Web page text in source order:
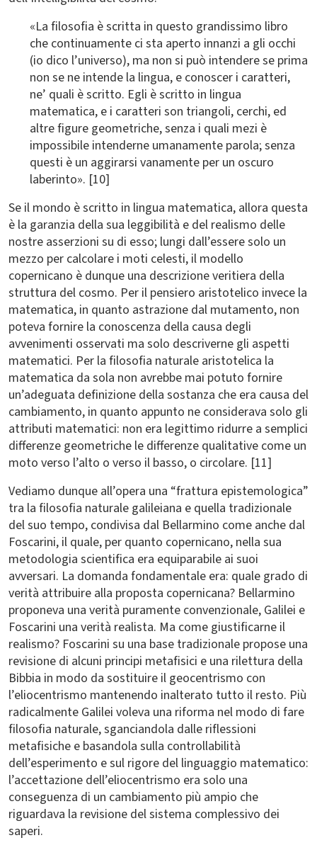
«La filosofia è scritta in questo grandissimo libro
che continuamente ci sta aperto innanzi a gli occhi
(io dico l’universo), ma non si può intendere se prima
non se ne intende la lingua, e conoscer i caratteri,
ne’ quali è scritto. Egli è scritto in lingua
matematica, e i caratteri son triangoli, cerchi, ed
altre figure geometriche, senza i quali mezi è
impossibile intenderne umanamente parola; senza
questi è un aggirarsi vanamente per un oscuro
laberinto». [10]
Se il mondo è scritto in lingua matematica, allora questa
è la garanzia della sua leggibilità e del realismo delle
nostre asserzioni su di esso; lungi dall’essere solo un
mezzo per calcolare i moti celesti, il modello
copernicano è dunque una descrizione veritiera della
struttura del cosmo. Per il pensiero aristotelico invece la
matematica, in quanto astrazione dal mutamento, non
poteva fornire la conoscenza della causa degli
avvenimenti osservati ma solo descriverne gli aspetti
matematici. Per la filosofia naturale aristotelica la
matematica da sola non avrebbe mai potuto fornire
un’adeguata definizione della sostanza che era causa del
cambiamento, in quanto appunto ne considerava solo gli
attributi matematici: non era legittimo ridurre a semplici
differenze geometriche le differenze qualitative come un
moto verso l’alto o verso il basso, o circolare. [11]
Vediamo dunque all’opera una “frattura epistemologica”
tra la filosofia naturale galileiana e quella tradizionale
del suo tempo, condivisa dal Bellarmino come anche dal
Foscarini, il quale, per quanto copernicano, nella sua
metodologia scientifica era equiparabile ai suoi
avversari. La domanda fondamentale era: quale grado di
verità attribuire alla proposta copernicana? Bellarmino
proponeva una verità puramente convenzionale, Galilei e
Foscarini una verità realista. Ma come giustificarne il
realismo? Foscarini su una base tradizionale propose una
revisione di alcuni principi metafisici e una rilettura della
Bibbia in modo da sostituire il geocentrismo con
l’eliocentrismo mantenendo inalterato tutto il resto. Più
radicalmente Galilei voleva una riforma nel modo di fare
filosofia naturale, sganciandola dalle riflessioni
metafisiche e basandola sulla controllabilità
dell’esperimento e sul rigore del linguaggio matematico:
l’accettazione dell’eliocentrismo era solo una
conseguenza di un cambiamento più ampio che
riguardava la revisione del sistema complessivo dei
saperi.